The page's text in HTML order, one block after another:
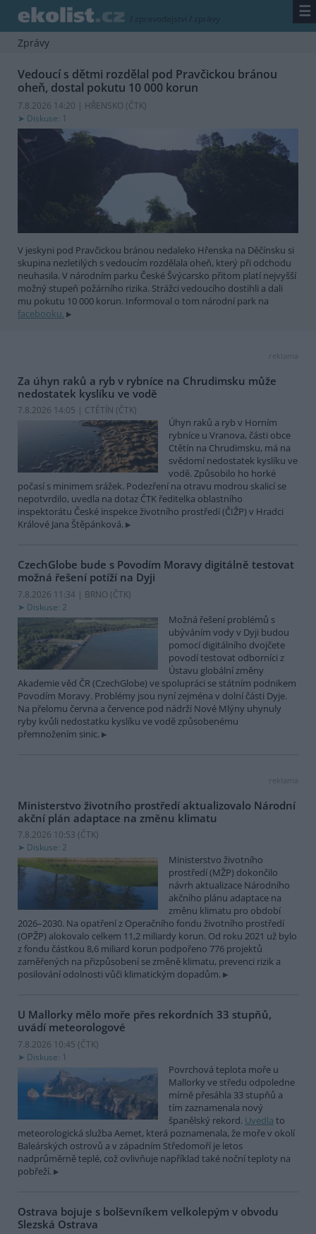
/ zpravodajství / zprávy ☰
Zprávy
Vedoucí s dětmi rozdělal pod Pravčickou bránou
oheň, dostal pokutu 10 000 korun
7.8.2026 14:20 | HŘENSKO (ČTK)
Diskuse: 1
V jeskyni pod Pravčickou bránou nedaleko Hřenska na Děčínsku si
skupina nezletilých s vedoucím rozdělala oheň, který při odchodu
neuhasila. V národním parku České Švýcarsko přitom platí nejvyšší
možný stupeň požárního rizika. Strážci vedoucího dostihli a dali
mu pokutu 10 000 korun. Informoval o tom národní park na
facebooku.
reklama
Za úhyn raků a ryb v rybníce na Chrudimsku může
nedostatek kyslíku ve vodě
7.8.2026 14:05 | CTĚTÍN (ČTK)
Úhyn raků a ryb v Horním
rybníce u Vranova, části obce
Ctětín na Chrudimsku, má na
svědomí nedostatek kyslíku ve
vodě. Způsobilo ho horké
počasí s minimem srážek. Podezření na otravu modrou skalicí se
nepotvrdilo, uvedla na dotaz ČTK ředitelka oblastního
inspektorátu České inspekce životního prostředí (ČIŽP) v Hradci
Králové Jana Štěpánková.
CzechGlobe bude s Povodím Moravy digitálně testovat
možná řešení potíží na Dyji
7.8.2026 11:34 | BRNO (ČTK)
Diskuse: 2
Možná řešení problémů s
ubýváním vody v Dyji budou
pomocí digitálního dvojčete
povodí testovat odborníci z
Ústavu globální změny
Akademie věd ČR (CzechGlobe) ve spolupráci se státním podnikem
Povodím Moravy. Problémy jsou nyní zejména v dolní části Dyje.
Na přelomu června a července pod nádrží Nové Mlýny uhynuly
ryby kvůli nedostatku kyslíku ve vodě způsobenému
přemnožením sinic.
reklama
Ministerstvo životního prostředí aktualizovalo Národní
akční plán adaptace na změnu klimatu
7.8.2026 10:53 (ČTK)
Diskuse: 2
Ministerstvo životního
prostředí (MŽP) dokončilo
návrh aktualizace Národního
akčního plánu adaptace na
změnu klimatu pro období
2026–2030. Na opatření z Operačního fondu životního prostředí
(OPŽP) alokovalo celkem 11,2 miliardy korun. Od roku 2021 už bylo
z fondu částkou 8,6 miliard korun podpořeno 776 projektů
zaměřených na přizpůsobení se změně klimatu, prevenci rizik a
posilování odolnosti vůči klimatickým dopadům.
U Mallorky mělo moře přes rekordních 33 stupňů,
uvádí meteorologové
7.8.2026 10:45 (ČTK)
Diskuse: 1
Povrchová teplota moře u
Mallorky ve středu odpoledne
mírně přesáhla 33 stupňů a
tím zaznamenala nový
španělský rekord. Uvedla to
meteorologická služba Aemet, která poznamenala, že moře v okolí
Baleárských ostrovů a v západním Středomoří je letos
nadprůměrně teplé, což ovlivňuje například také noční teploty na
pobřeží.
Ostrava bojuje s bolševníkem velkolepým v obvodu
Slezská Ostrava